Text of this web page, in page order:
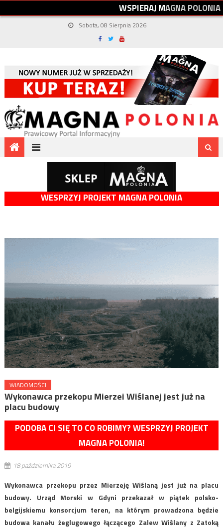
WSPIERAJMAGNAPOLONIA
Sobota, 08 Sierpnia 2026
WESPRZYJ PROJEKT MAGNA POLONIA
WIADOMOŚCI
Wykonawca przekopu Mierzei Wiślanej jest już na
placu budowy
PODOBA CI SIĘ TO CO ROBIMY? WESPRZYJ PROJEKT
MAGNA POLONIA!
18 października 2019
Wykonawca przekopu przez Mierzeję Wiślaną jest już na placu
budowy. Urząd Morski w Gdyni przekazał w piątek polsko-
belgijskiemu konsorcjum teren, na którym prowadzona będzie
budowa kanału żeglugowego łączącego Zalew Wiślany z Zatoką